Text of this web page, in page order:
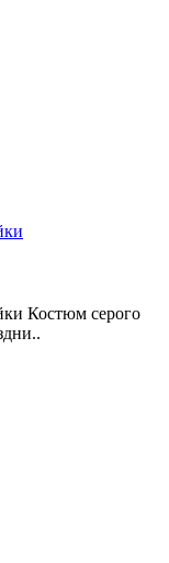
Костюм серого